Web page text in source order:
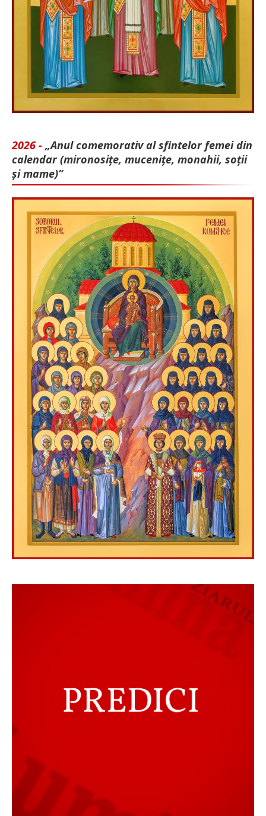
2026 - „Anul comemorativ al sfintelor femei din
calendar (mironosițe, mu­cenițe, monahii, soții
și mame)”